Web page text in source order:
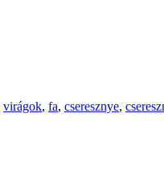
virágok, fa, cseresznye,